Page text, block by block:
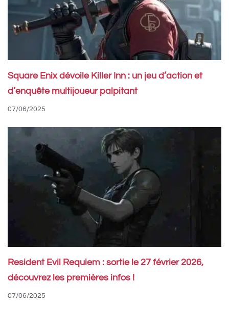
Square Enix dévoile Killer Inn : un jeu d’action et
d’enquête multijoueur palpitant
07/06/2025
Resident Evil Requiem : sortie le 27 février 2026,
découvrez les premières infos !
07/06/2025